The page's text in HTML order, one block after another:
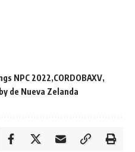
NPC 2022 CORDOBAXV
de Nueva Zelanda